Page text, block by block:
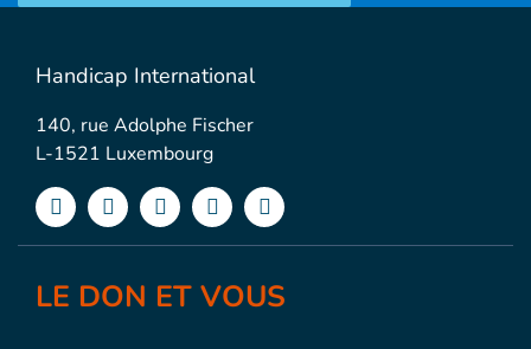
Handicap International
140, rue Adolphe Fischer
L-1521 Luxembourg
LE DON ET VOUS